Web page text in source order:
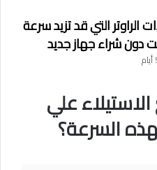
الراوتر التي قد تزيد سرعة
دون شراء جهاز جديد
علي
السرعة؟